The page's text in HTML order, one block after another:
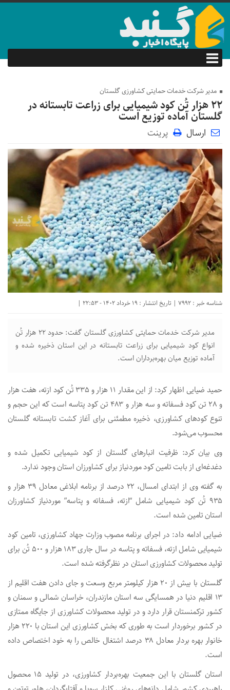
مدیر شرکت خدمات حمایتی کشاورزی گلستان
۲۲ هزار تُن کود شیمیایی برای زراعت تابستانه در
گلستان آماده توزیع است
ارسال پرینت
شناسه خبر : 7992 | تاریخ انتشار : 19 خرداد 1402 - 22:53 |
مدیر شرکت خدمات حمایتی کشاورزی گلستان گفت: حدود ۲۲ هزار تُن
انواع کود شیمیایی برای زراعت تابستانه در این استان ذخیره‌ شده و
آماده توزیع میان بهره‌برداران است.
حمید ضیایی اظهار کرد: از این مقدار ۱۱ هزار و ۳۳۵ تُن کود ازته، هفت هزار
و ۲۸ تن کود فسفاته و سه هزار و ۴۸۳ تن کود پتاسه است که این حجم و
تنوع کودهای کشاورزی، ذخیره مطمئنی برای آغاز کشت تابستانه گلستان
محسوب می‌شود.
وی بیان کرد: ظرفیت انبارهای گلستان از کود شیمیایی تکمیل شده و
دغدغه‌ای از بابت تامین کود موردنیاز برای کشاورزان استان وجود ندارد.
به گفته وی از ابتدای امسال، ۲۲ درصد از برنامه ابلاغی معادل ۳۹ هزار و
۹۳۵ تُن کود شیمیایی شامل “ازته، فسفاته و پتاسه” موردنیاز کشاورزان
استان تامین شده است.
ضیایی ادامه داد: در اجرای برنامه مصوب وزارت جهاد کشاورزی، تامین کود
شیمیایی شامل ازته، فسفاته و پتاسه در سال جاری ۱۸۳ هزار و ۵۰۰ تُن برای
تولید محصولات کشاورزی استان در نظرگرفته شده است.
گلستان با بیش از ۲۰ هزار کیلومتر مربع وسعت و جای دادن هفت اقلیم از
۱۳ اقلیم دنیا در همسایگی سه استان مازندران، خراسان شمالی و سمنان و
کشور ترکمنستان قرار دارد و در تولید محصولات کشاورزی از جایگاه ممتازی
در کشور برخوردار است به طوری که بخش کشاورزی این استان با ۲۲۰ هزار
خانوار بهره بردار معادل ۳۸ درصد اشتغال خالص را به خود اختصاص داده
است.
استان گلستان با این جمعیت بهره‌بردار کشاورزی، در تولید ۱۵ محصول